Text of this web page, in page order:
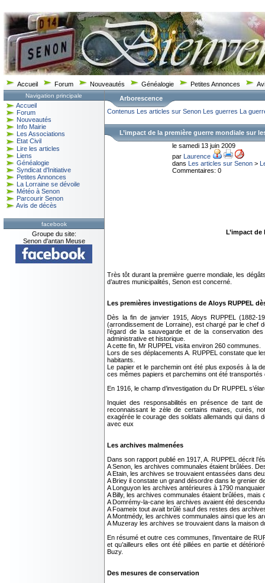
Accueil Forum Nouveautés Généalogie Petites Annonces
Navigation principale
Accueil
Forum
Nouveautés
Info Mairie
Les Associations
Etat Civil
Lire les articles
Liens
Généalogie
Syndicat d'Initiative
Petites Annonces
La Lorraine se dévoile
Météo à Senon
Parcourir Senon
Avis de décès
facebook
Groupe du site:
Senon d'antan Meuse
Arborescence
Contenus Les articles sur Senon Les guerres La
L’impact de la première guerre mondiale sur
le samedi 13 juin 2009
par Laurence
dans Les articles sur Senon >
Commentaires: 0
L’impact
Très tôt durant la première guerre mondiale, les
d’autres municipalités, Senon est concerné.
Les premières investigations de Aloys RUPPEL
Dès la fin de janvier 1915, Aloys RUPPEL (1882-
(arrondissement de Lorraine), est chargé par le chef
l’égard de la sauvegarde et de la conservation
administrative et historique.
A cette fin, Mr RUPPEL visita environ 260 communes.
Lors de ses déplacements A. RUPPEL constate que
habitants.
Le papier et le parchemin ont été plus exposés à la
ces mêmes papiers et parchemins ont été
En 1916, le champ d’investigation du Dr RUPPEL
Inquiet des responsabilités en présence de tant
reconnaissant le zèle de certains maires, curés,
exagérée le courage des soldats allemands qui dans
avec eux
Les archives malmenées
Dans son rapport publié en 1917, A. RUPPEL décrit
A Senon, les archives communales étaient brûlées.
A Etain, les archives se trouvaient entassées dans
A Briey il constate un grand désordre dans le grenier
A Longuyon les archives antérieures à 1790
A Billy, les archives communales étaient brûlées,
A Domrémy-la-cane les archives avaient été
A Foameix tout avait brûlé sauf des restes des
A Montmédy, les archives communales ainsi que les
A Muzeray les archives se trouvaient dans la maison
En résumé et outre ces communes, l’inventaire de
et qu’ailleurs elles ont été pillées en partie et
Buzy.
Des mesures de conservation